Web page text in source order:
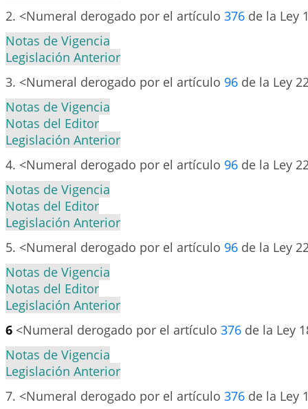
2. <Numeral derogado por el artículo 376 de la Ley
Notas de Vigencia
Legislación Anterior
3. <Numeral derogado por el artículo 96 de la Ley
Notas de Vigencia
Notas del Editor
Legislación Anterior
4. <Numeral derogado por el artículo 96 de la Ley
Notas de Vigencia
Notas del Editor
Legislación Anterior
5. <Numeral derogado por el artículo 96 de la Ley
Notas de Vigencia
Notas del Editor
Legislación Anterior
6 <Numeral derogado por el artículo 376 de la Ley
Notas de Vigencia
Legislación Anterior
7. <Numeral derogado por el artículo 376 de la Ley